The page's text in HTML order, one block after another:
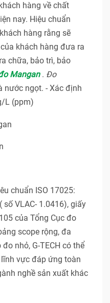
hàng về chất
nay. Hiệu chuẩn
hàng rằng sẽ
khách hàng đưa ra
chữa, bảo trì, bảo
Mangan. Đo
ngọt. - Xác định
L (ppm)
chuẩn ISO 17025:
số VLAC- 1.0416), giấy
của Tổng Cục đo
scope rộng, đa
nhỏ, G-TECH có thể
vực đáp ứng toàn
nghề sản xuất khác